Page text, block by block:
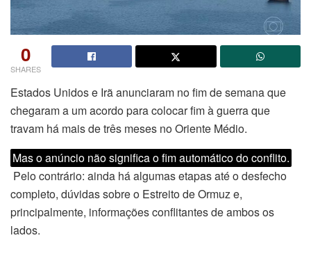
0
SHARES
Estados Unidos e Irã anunciaram no fim de semana que
chegaram a um acordo para colocar fim à guerra que
travam há mais de três meses no Oriente Médio.
Mas o anúncio não significa o fim automático do conflito.
Pelo contrário: ainda há algumas etapas até o desfecho
completo, dúvidas sobre o Estreito de Ormuz e,
principalmente, informações conflitantes de ambos os
lados.